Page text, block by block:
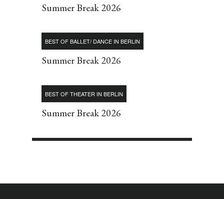
Summer Break 2026
BEST OF BALLET/ DANCE IN BERLIN
Summer Break 2026
BEST OF THEATER IN BERLIN
Summer Break 2026